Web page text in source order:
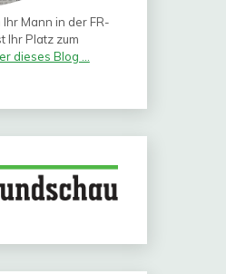
Mann in der FR-
Ihr Platz zum
dieses Blog ...